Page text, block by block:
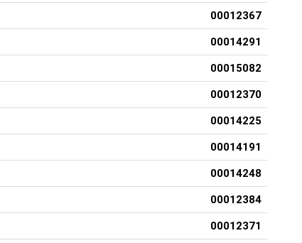
00012367
00014291
00015082
00012370
00014225
00014191
00014248
00012384
00012371